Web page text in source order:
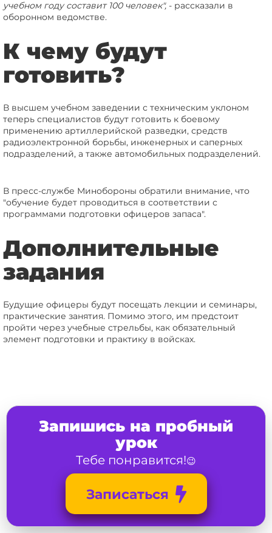
учебном году составит 100 человек", - рассказали в
оборонном ведомстве.
К чему будут
готовить?
В высшем учебном заведении с техническим уклоном
теперь специалистов будут готовить к боевому
применению артиллерийской разведки, средств
радиоэлектронной борьбы, инженерных и саперных
подразделений, а также автомобильных подразделений.
В пресс-службе Минобороны обратили внимание, что
"обучение будет проводиться в соответствии с
программами подготовки офицеров запаса".
Дополнительные
задания
Будущие офицеры будут посещать лекции и семинары,
практические занятия. Помимо этого, им предстоит
пройти через учебные стрельбы, как обязательный
элемент подготовки и практику в войсках.
Запишись на пробный
урок
Тебе понравится!😉
Записаться